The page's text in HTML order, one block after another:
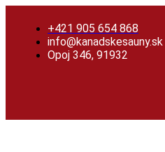
+421 905 654 868
info@kanadskesauny.sk
Opoj 346, 91932